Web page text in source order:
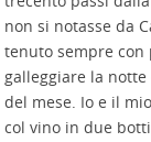
non si notasse da
tenuto sempre con
galleggiare la
del mese. Io e il
col vino in due